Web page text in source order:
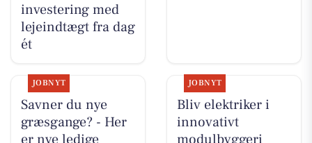
investering med
lejeindtægt fra dag
ét
JOBNYT
Savner du nye
græsgange? - Her
er nye ledige
JOBNYT
Bliv elektriker i
innovativt
modulbyggeri